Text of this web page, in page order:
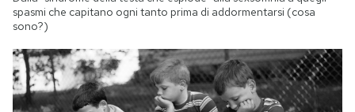
spasmi che capitano ogni tanto prima di addormentarsi (cosa
sono?)